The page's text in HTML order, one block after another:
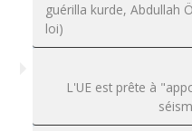
guérilla kurde, Abdullah
loi)
L'UE est prête à